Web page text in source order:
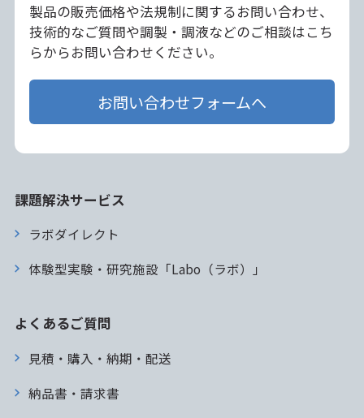
製品の販売価格や法規制に関するお問い合わせ、
技術的なご質問や調製・調液などのご相談はこち
らからお問い合わせください。
お問い合わせフォームへ
課題解決サービス
ラボダイレクト
体験型実験・研究施設「Labo（ラボ）」
よくあるご質問
見積・購入・納期・配送
納品書・請求書